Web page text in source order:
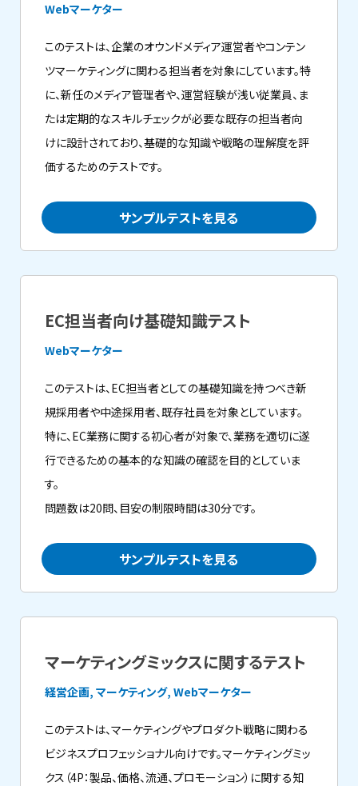
Webマーケター
このテストは、企業のオウンドメディア運営者やコンテン
ツマーケティングに関わる担当者を対象にしています。特
に、新任のメディア管理者や、運営経験が浅い従業員、ま
たは定期的なスキルチェックが必要な既存の担当者向
けに設計されており、基礎的な知識や戦略の理解度を評
価するためのテストです。
サンプルテストを見る
EC担当者向け基礎知識テスト
Webマーケター
このテストは、EC担当者としての基礎知識を持つべき新
規採用者や中途採用者、既存社員を対象としています。
特に、EC業務に関する初心者が対象で、業務を適切に遂
行できるための基本的な知識の確認を目的としていま
す。
問題数は20問、目安の制限時間は30分です。
サンプルテストを見る
マーケティングミックスに関するテスト
経営企画, マーケティング, Webマーケター
このテストは、マーケティングやプロダクト戦略に関わる
ビジネスプロフェッショナル向けです。マーケティングミッ
クス（4P：製品、価格、流通、プロモーション）に関する知